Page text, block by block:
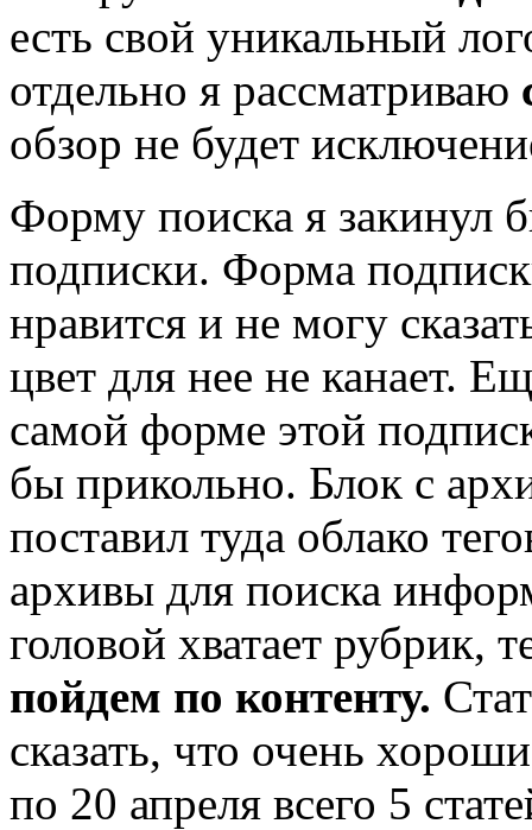
есть свой уникальный
отдельно я рассматриваю
обзор не будет
Форму поиска я закинул
подписки. Форма
нравится и не могу
цвет для нее не канает.
самой форме этой
бы прикольно. Блок с
поставил туда облако
архивы для поиска
головой хватает рубрик,
пойдем по контенту.
сказать, что очень
по 20 апреля всего 5